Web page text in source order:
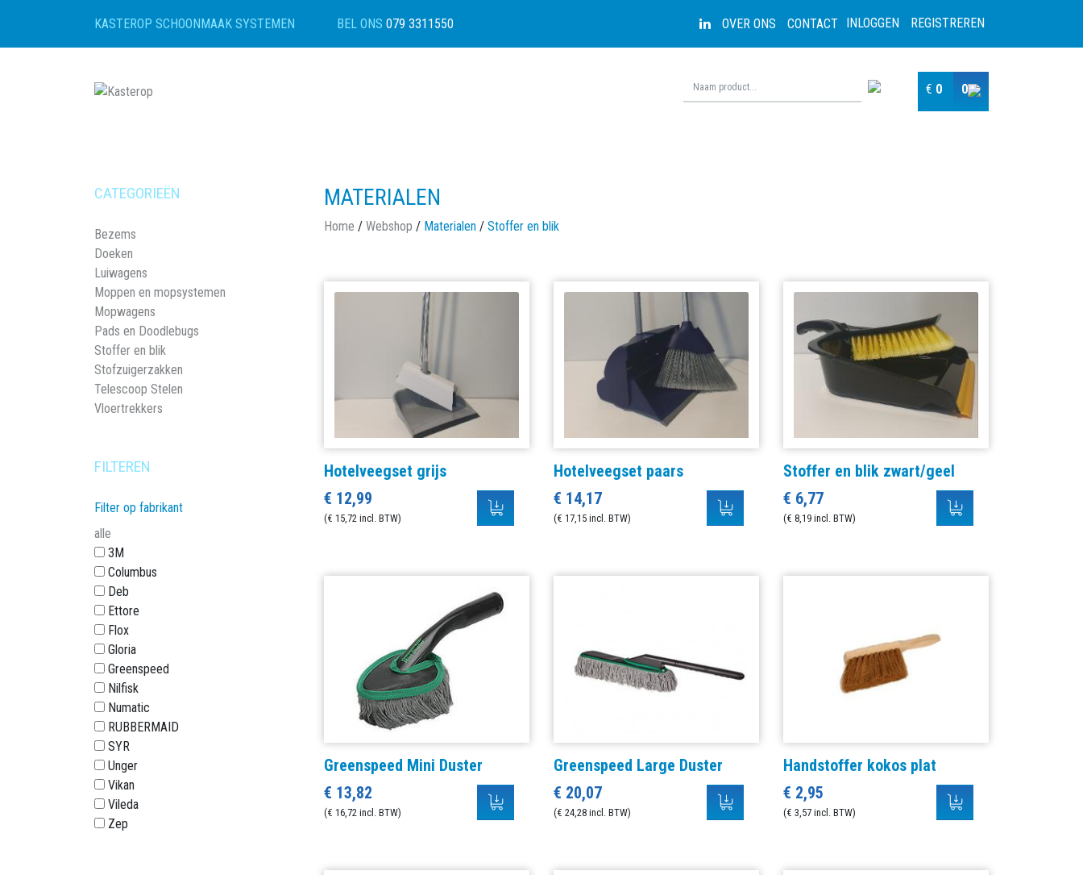
KASTEROP SCHOONMAAK SYSTEMEN BEL ONS 079 3311550 INLOGGEN REGISTREREN
OVER ONS CONTACT
€ 0 0
CATEGORIEËN
Bezems
Doeken
Luiwagens
Moppen en mopsystemen
Mopwagens
Pads en Doodlebugs
Stoffer en blik
Stofzuigerzakken
Telescoop Stelen
Vloertrekkers
FILTEREN
Filter op fabrikant
alle
3M
Columbus
Deb
Ettore
Flox
Gloria
Greenspeed
Nilfisk
Numatic
RUBBERMAID
SYR
Unger
Vikan
Vileda
Zep
MATERIALEN
Home / Webshop / Materialen / Stoffer en blik
Hotelveegset grijs
€ 12,99
(€ 15,72 incl. BTW)
Hotelveegset paars
€ 14,17
(€ 17,15 incl. BTW)
Stoffer en blik zwart/geel
€ 6,77
(€ 8,19 incl. BTW)
Greenspeed Mini Duster
€ 13,82
(€ 16,72 incl. BTW)
Greenspeed Large Duster
€ 20,07
(€ 24,28 incl. BTW)
Handstoffer kokos plat
€ 2,95
(€ 3,57 incl. BTW)